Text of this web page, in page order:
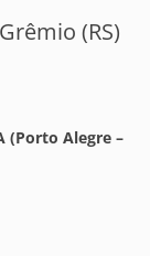
(RS)
(Porto Alegre –